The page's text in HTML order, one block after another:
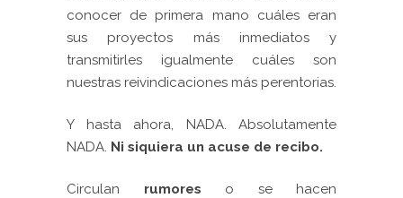
conocer de primera mano cuáles eran
sus proyectos más inmediatos y
transmitirles igualmente cuáles son
nuestras reivindicaciones más perentorias.
Y hasta ahora, NADA. Absolutamente
NADA. Ni siquiera un acuse de recibo.
Circulan rumores o se hacen